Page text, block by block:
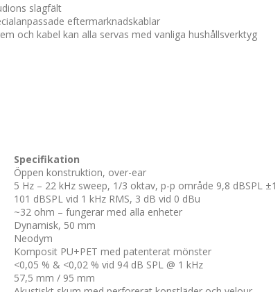
slagfält
eftermarknadskablar
och kabel kan alla servas med vanliga hushållsverktyg
Specifikation
Öppen konstruktion, over-ear
5 Hz – 22 kHz sweep, 1/3 oktav, p-p område 9,8 dBSPL ±1
101 dBSPL vid 1 kHz RMS, 3 dB vid 0 dBu
~32 ohm – fungerar med alla enheter
Dynamisk, 50 mm
Neodym
Komposit PU+PET med patenterat mönster
<0,05 % & <0,02 % vid 94 dB SPL @ 1 kHz
57,5 mm / 95 mm